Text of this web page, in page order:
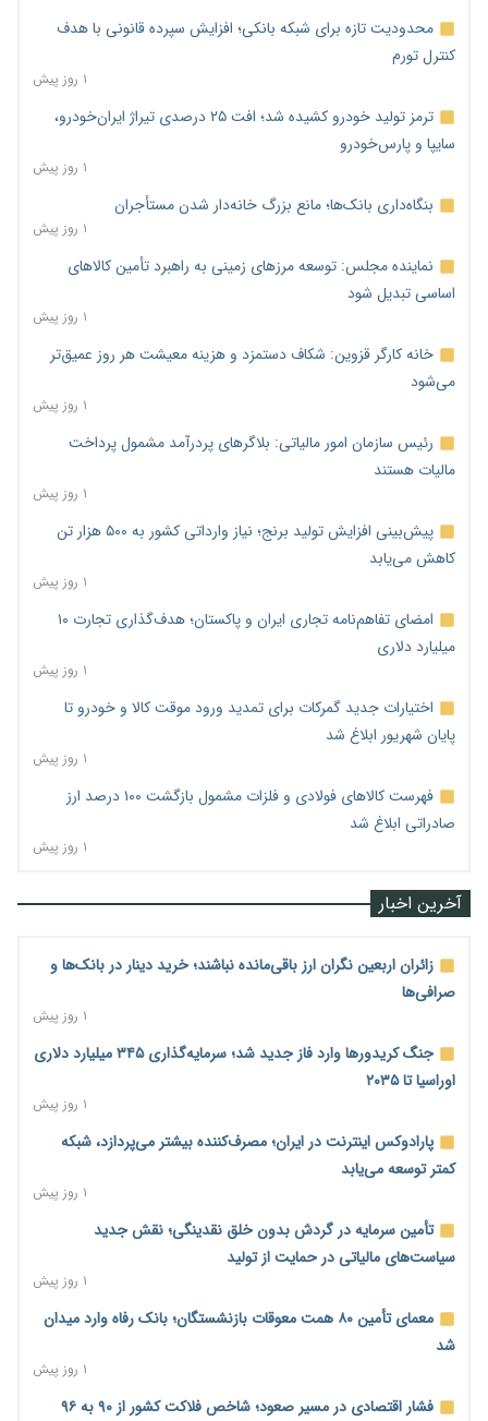
محدودیت تازه برای شبکه بانکی؛ افزایش سپرده قانونی با هدف
کنترل تورم
۱ روز پیش
ترمز تولید خودرو کشیده شد؛ افت ۲۵ درصدی تیراژ ایران‌خودرو،
سایپا و پارس‌خودرو
۱ روز پیش
بنگاه‌داری بانک‌ها؛ مانع بزرگ خانه‌دار شدن مستأجران
۱ روز پیش
نماینده مجلس: توسعه مرزهای زمینی به راهبرد تأمین کالاهای
اساسی تبدیل شود
۱ روز پیش
خانه کارگر قزوین: شکاف دستمزد و هزینه معیشت هر روز عمیق‌تر
می‌شود
۱ روز پیش
رئیس سازمان امور مالیاتی: بلاگرهای پردرآمد مشمول پرداخت
مالیات هستند
۱ روز پیش
پیش‌بینی افزایش تولید برنج؛ نیاز وارداتی کشور به ۵۰۰ هزار تن
کاهش می‌یابد
۱ روز پیش
امضای تفاهم‌نامه تجاری ایران و پاکستان؛ هدف‌گذاری تجارت ۱۰
میلیارد دلاری
۱ روز پیش
اختیارات جدید گمرکات برای تمدید ورود موقت کالا و خودرو تا
پایان شهریور ابلاغ شد
۱ روز پیش
فهرست کالاهای فولادی و فلزات مشمول بازگشت ۱۰۰ درصد ارز
صادراتی ابلاغ شد
۱ روز پیش
آخرین اخبار
زائران اربعین نگران ارز باقی‌مانده نباشند؛ خرید دینار در بانک‌ها و
صرافی‌ها
۱ روز پیش
جنگ کریدورها وارد فاز جدید شد؛ سرمایه‌گذاری ۳۴۵ میلیارد دلاری
اوراسیا تا ۲۰۳۵
۱ روز پیش
پارادوکس اینترنت در ایران؛ مصرف‌کننده بیشتر می‌پردازد، شبکه
کمتر توسعه می‌یابد
۱ روز پیش
تأمین سرمایه در گردش بدون خلق نقدینگی؛ نقش جدید
سیاست‌های مالیاتی در حمایت از تولید
۱ روز پیش
معمای تأمین ۸۰ همت معوقات بازنشستگان؛ بانک رفاه وارد میدان
شد
۱ روز پیش
فشار اقتصادی در مسیر صعود؛ شاخص فلاکت کشور از ۹۰ به ۹۶